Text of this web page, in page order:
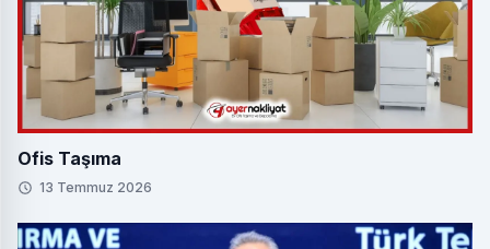
Ofis Taşıma
13 Temmuz 2026